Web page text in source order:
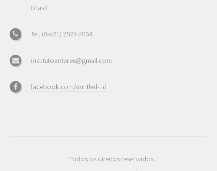
Brasil
Tel. (0xx21) 2523-2064
institutoantares@gmail.com
facebook.com/untitled-tld
Todos os direitos reservados.